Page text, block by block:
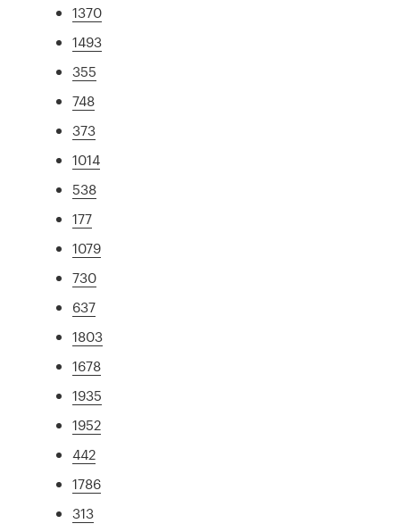
1370
1493
355
748
373
1014
538
177
1079
730
637
1803
1678
1935
1952
442
1786
313